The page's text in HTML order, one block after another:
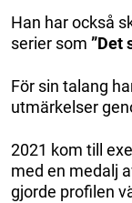
Han har också
serier som ”Det
För sin talang
utmärkelser
2021 kom till
med en medalj
gjorde profilen